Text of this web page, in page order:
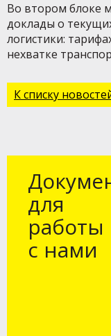
Во втором блоке
доклады о
логистики:
нехватке
К списку
для
работы
с нами